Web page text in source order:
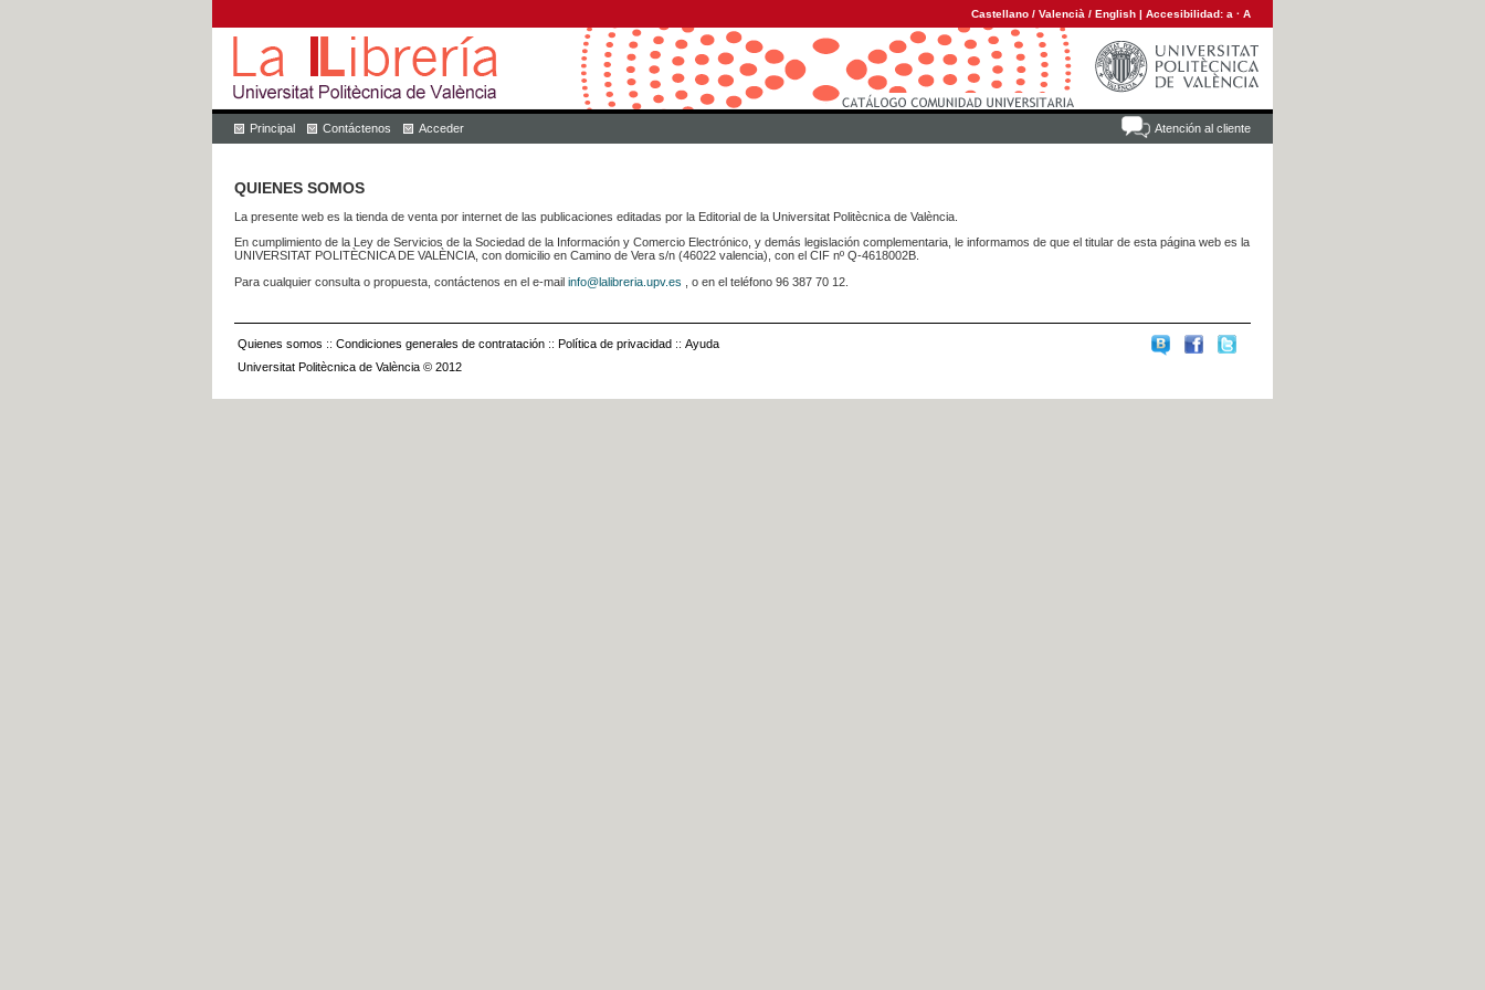
Castellano / Valencià / English | Accesibilidad: a · A
Atención al cliente
Principal Contáctenos Acceder
QUIENES SOMOS
La presente web es la tienda de venta por internet de las publicaciones editadas por la Editorial de la Universitat Politècnica de València.
En cumplimiento de la Ley de Servicios de la Sociedad de la Información y Comercio Electrónico, y demás legislación complementaria, le informamos de que el titular de esta página web es la
UNIVERSITAT POLITÈCNICA DE VALÈNCIA, con domicilio en Camino de Vera s/n (46022 valencia), con el CIF nº Q-4618002B.
Para cualquier consulta o propuesta, contáctenos en el e-mail info@lalibreria.upv.es , o en el teléfono 96 387 70 12.
Quienes somos :: Condiciones generales de contratación :: Política de privacidad :: Ayuda
Universitat Politècnica de València © 2012